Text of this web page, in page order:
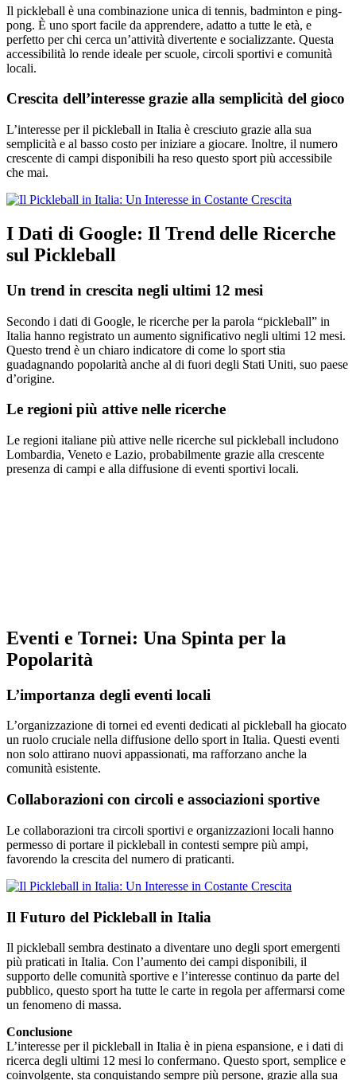
Il pickleball è una combinazione unica di tennis, badminton e ping-
pong. È uno sport facile da apprendere, adatto a tutte le età, e
perfetto per chi cerca un’attività divertente e socializzante. Questa
accessibilità lo rende ideale per scuole, circoli sportivi e comunità
locali.
Crescita dell’interesse grazie alla semplicità del gioco
L’interesse per il pickleball in Italia è cresciuto grazie alla sua
semplicità e al basso costo per iniziare a giocare. Inoltre, il numero
crescente di campi disponibili ha reso questo sport più accessibile
che mai.
I Dati di Google: Il Trend delle Ricerche
sul Pickleball
Un trend in crescita negli ultimi 12 mesi
Secondo i dati di Google, le ricerche per la parola “pickleball” in
Italia hanno registrato un aumento significativo negli ultimi 12 mesi.
Questo trend è un chiaro indicatore di come lo sport stia
guadagnando popolarità anche al di fuori degli Stati Uniti, suo paese
d’origine.
Le regioni più attive nelle ricerche
Le regioni italiane più attive nelle ricerche sul pickleball includono
Lombardia, Veneto e Lazio, probabilmente grazie alla crescente
presenza di campi e alla diffusione di eventi sportivi locali.
Eventi e Tornei: Una Spinta per la
Popolarità
L’importanza degli eventi locali
L’organizzazione di tornei ed eventi dedicati al pickleball ha giocato
un ruolo cruciale nella diffusione dello sport in Italia. Questi eventi
non solo attirano nuovi appassionati, ma rafforzano anche la
comunità esistente.
Collaborazioni con circoli e associazioni sportive
Le collaborazioni tra circoli sportivi e organizzazioni locali hanno
permesso di portare il pickleball in contesti sempre più ampi,
favorendo la crescita del numero di praticanti.
Il Futuro del Pickleball in Italia
Il pickleball sembra destinato a diventare uno degli sport emergenti
più praticati in Italia. Con l’aumento dei campi disponibili, il
supporto delle comunità sportive e l’interesse continuo da parte del
pubblico, questo sport ha tutte le carte in regola per affermarsi come
un fenomeno di massa.
Conclusione
L’interesse per il pickleball in Italia è in piena espansione, e i dati di
ricerca degli ultimi 12 mesi lo confermano. Questo sport, semplice e
coinvolgente, sta conquistando sempre più persone, grazie alla sua